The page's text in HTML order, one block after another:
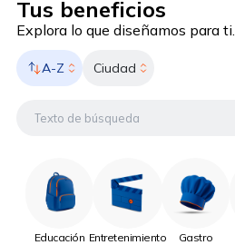
Tus beneficios
Explora lo que diseñamos para ti.
A-Z Ciudad
Educación Entretenimiento Gastro